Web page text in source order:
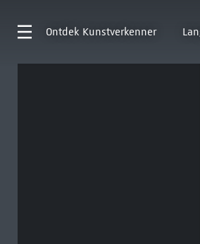
Ontdek Kunstverkenner